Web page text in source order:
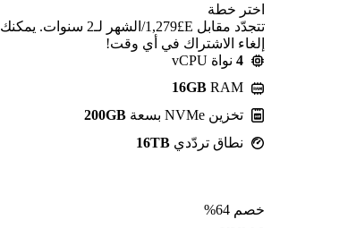
اختر خطة
تتجدّد مقابل E£⁦1,279⁩/الشهر لـ2 سنوات. يمكنك
إلغاء الاشتراك في أي وقت!
4 نواة vCPU
16GB RAM
تخزين NVMe بسعة
200GB
نطاق تردّدي 16TB
خصم 64%